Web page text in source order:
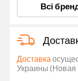
Всі
Доставка
Украины (Новая